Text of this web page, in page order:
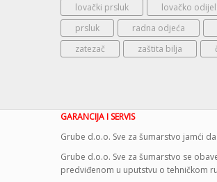
lovački prsluk
lovačko
prsluk
radna odjeća
zatezač
zaštita bilja
GARANCIJA I SERVIS
Grube d.o.o. Sve za šumarstvo jamći
Grube d.o.o. Sve za šumarstvo se
predviđenom u uputstvu o tehničkom